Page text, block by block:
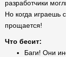
разработчики
Но когда играешь
прощается!
Что бесит:
Баги! Они